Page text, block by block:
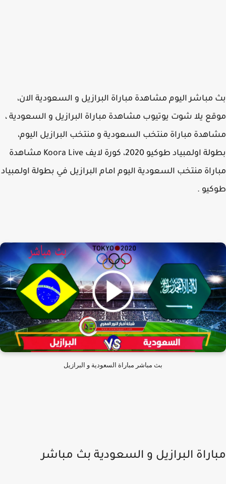
اليوم مشاهدة مباراة البرازيل و السعودية الان،
يلا شوت يوتيوب مشاهدة مباراة البرازيل و السعودية ،
مباراة منتخب السعودية و منتخب البرازيل اليوم،
بطولة اولمبياد طوكيو 2020، كورة لايف Koora Live مشاهدة
منتخب السعودية اليوم امام البرازيل في بطولة اولمبياد
.
بث مباشر مباراة السعودية و البرازيل
البرازيل و السعودية بث مباشر